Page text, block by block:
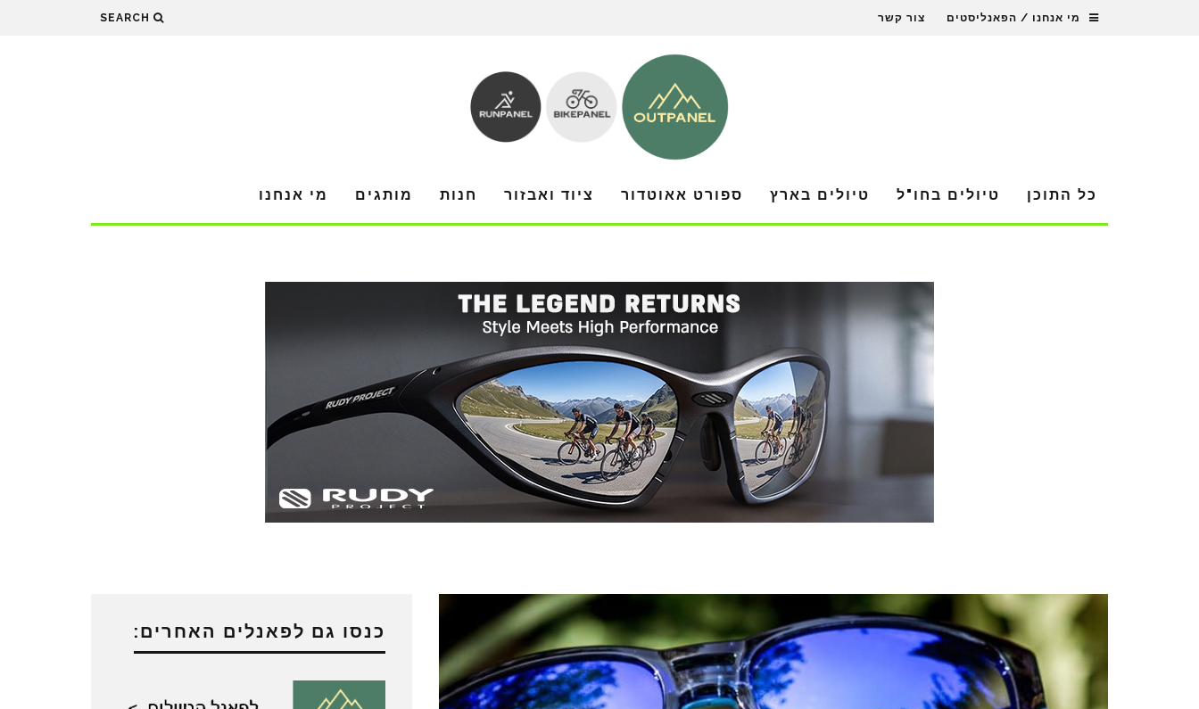
מי אנחנו / הפאנליסטים צור קשר SEARCH
כל התוכן טיולים בחו"ל טיולים בארץ ספורט אאוטדור ציוד ואבזור חנות מותגים מי אנחנו
כנסו גם לפאנלים האחרים: